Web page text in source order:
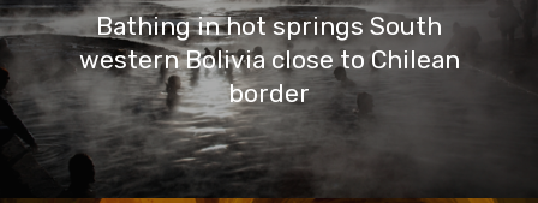
Bathing in hot springs South
western Bolivia close to Chilean
border